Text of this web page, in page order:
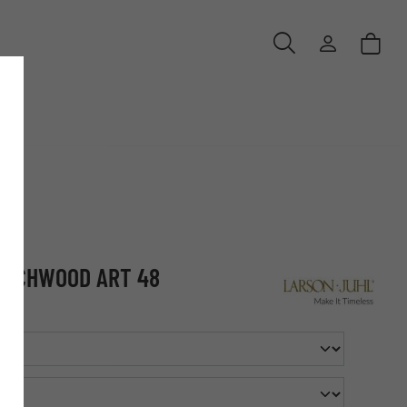
ART 48